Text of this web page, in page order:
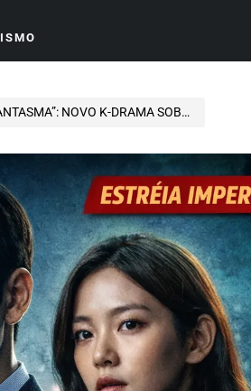
MISTÉRIO, JUSTIÇA E ESPÍRITOS CONQUISTA STREAMINGS